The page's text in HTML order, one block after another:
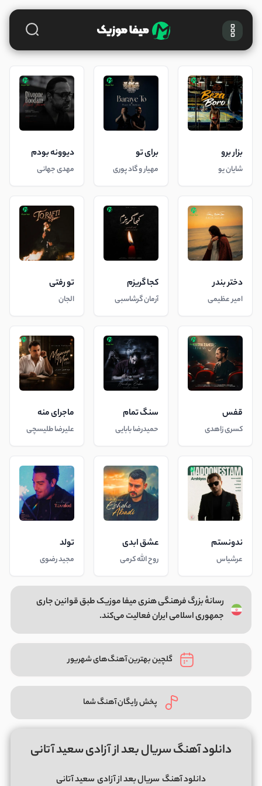
بزار برو
شایان یو
برای تو
مهیار و گاد پوری
دیوونه بودم
مهدی جهانی
دختر بندر
امیر عظیمی
کجا گریزم
آرمان گرشاسبی
تو رفتی
الجان
قفس
کسری زاهدی
سنگ تمام
حمیدرضا بابایی
ماجرای منه
علیرضا طلیسچی
ندونستم
عرشیاس
عشق ابدی
روح الله کرمی
تولد
مجید رضوی
رسانهٔ بزرگ فرهنگی هنری میفا موزیک طبق قوانین جاری
جمهوری اسلامی ایران فعالیت می‌کند.
گلچین بهترین آهنگ‌های شهریور
پخش رایگان آهنگ شما
دانلود آهنگ سریال بعد از آزادی سعید آتانی
دانلود آهنگ سریال بعد از آزادی سعید آتانی